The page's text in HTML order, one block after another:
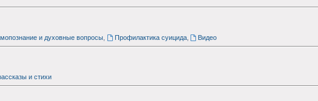
и духовные вопросы, Профилактика суицида, Видео
и стихи